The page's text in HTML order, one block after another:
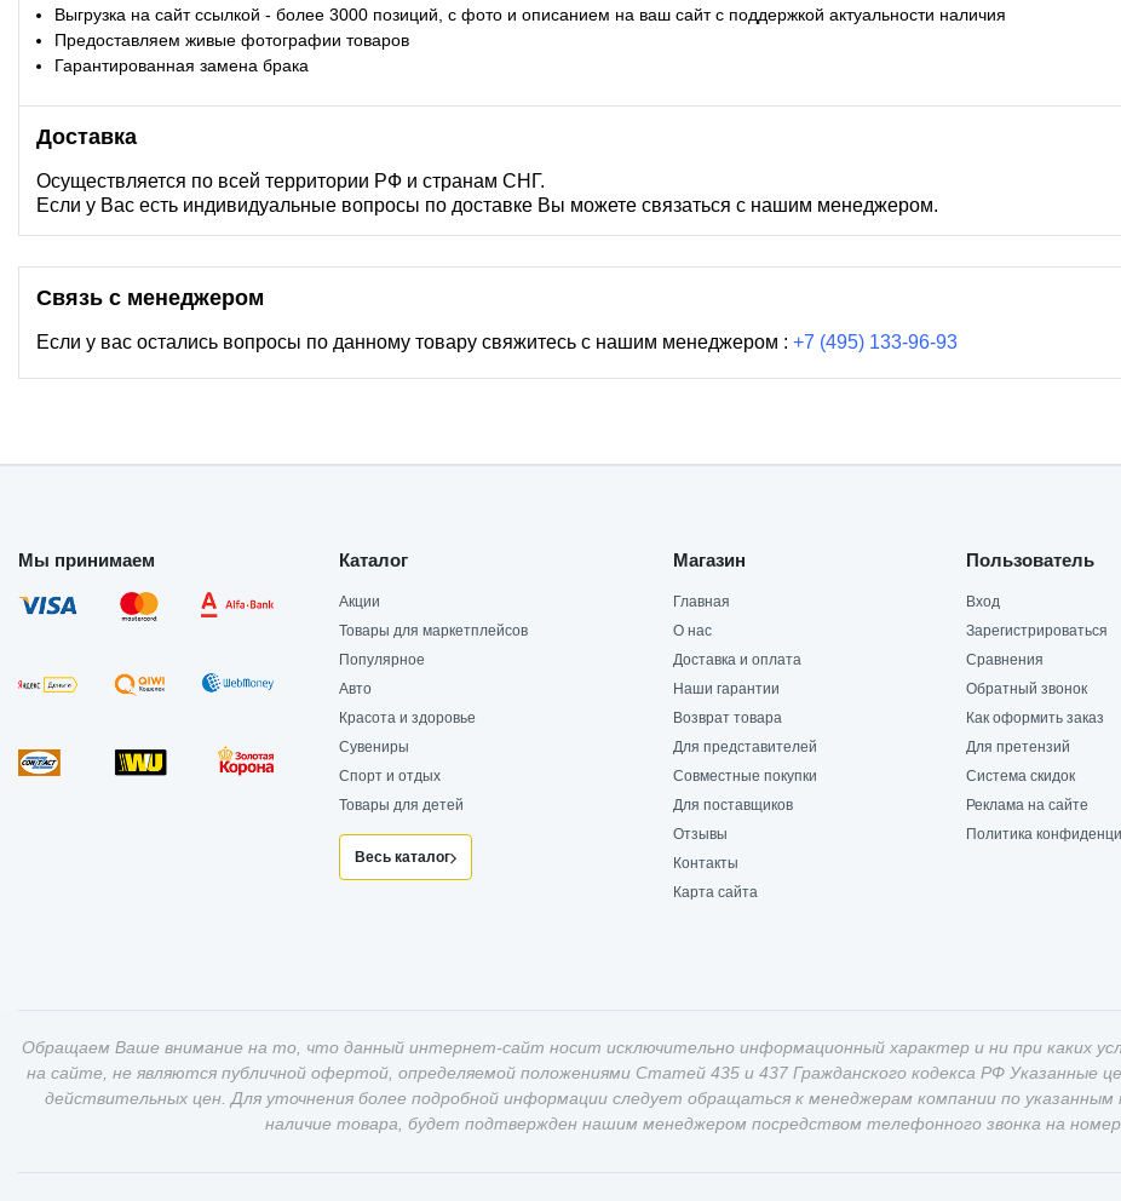
Выгрузка на сайт ссылкой - более 3000 позиций, с фото и описанием на ваш сайт с поддержкой актуальности наличия
Предоставляем живые фотографии товаров
Гарантированная замена брака
Доставка
Осуществляется по всей территории РФ и странам СНГ.
Если у Вас есть индивидуальные вопросы по доставке Вы можете связаться с нашим менеджером.
Связь с менеджером
Если у вас остались вопросы по данному товару свяжитесь с нашим менеджером : +7 (495) 133-96-93
Мы принимаем Каталог
Акции
Товары для маркетплейсов
Популярное
Авто
Красота и здоровье
Сувениры
Спорт и отдых
Товары для детей
Весь каталог
Магазин
Главная
О нас
Доставка и оплата
Наши гарантии
Возврат товара
Для представителей
Совместные покупки
Для поставщиков
Отзывы
Контакты
Карта сайта
Пользователь
Вход
Зарегистрироваться
Сравнения
Обратный звонок
Как оформить заказ
Для претензий
Система скидок
Реклама на сайте
Политика
Обращаем Ваше внимание на то, что данный интернет-сайт носит исключительно информационный характер и ни при каких
на сайте, не являются публичной офертой, определяемой положениями Статей 435 и 437 Гражданского кодекса РФ Указанные
действительных цен. Для уточнения более подробной информации следует обращаться к менеджерам компании по
наличие товара, будет подтвержден нашим менеджером посредством телефонного звонка на номер,